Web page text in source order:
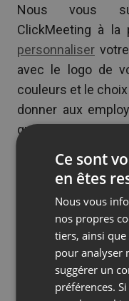
Nous vous
ClickMeeting à
personnaliser
avec le logo de
couleurs et le
donner aux
que c’est que de
ClickMeeting
fonctionnalitésde
blanc virtuel, qui
interrogées de
compétences
Enfin,
été initialement
Ce sont
en êtes
Nous vous
nos propres
tiers, ainsi
pour analyser
suggérer un
préférences.